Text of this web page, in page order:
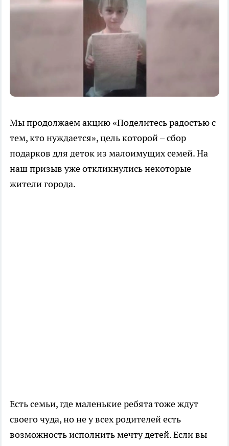
Мы продолжаем акцию «Поделитесь радостью с
тем, кто нуждается», цель которой – сбор
подарков для деток из малоимущих семей. На
наш призыв уже откликнулись некоторые
жители города.
Есть семьи, где маленькие ребята тоже ждут
своего чуда, но не у всех родителей есть
возможность исполнить мечту детей. Если вы